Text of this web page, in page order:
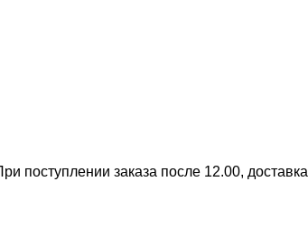
поступлении заказа после 12.00, доставка